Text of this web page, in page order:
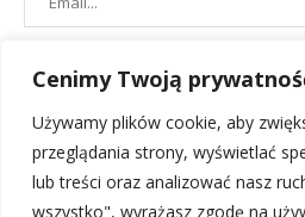
Cenimy Twoją
Używamy plików cookie, aby
przeglądania strony, wyświetlać
lub treści oraz analizować nasz
wszystko", wyrażasz zgodę na